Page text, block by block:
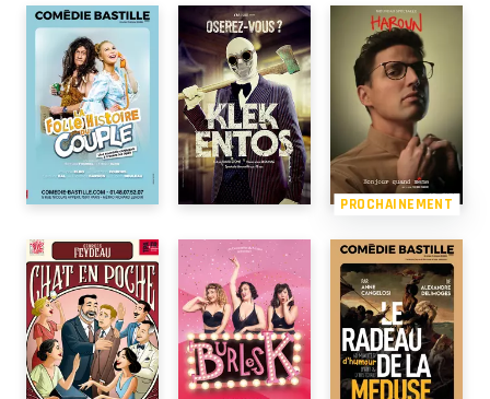
PROCHAINEMENT